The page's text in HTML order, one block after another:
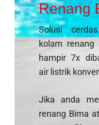
Renang
Solusi
kolam
hampir 7x
air listrik
Jika anda
renang Bima